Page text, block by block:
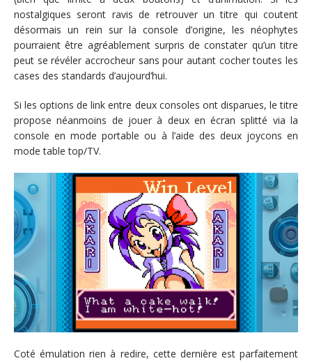
nostalgiques seront ravis de retrouver un titre qui coutent
désormais un rein sur la console d’origine, les néophytes
pourraient être agréablement surpris de constater qu’un titre
peut se révéler accrocheur sans pour autant cocher toutes les
cases des standards d’aujourd’hui.
Si les options de link entre deux consoles ont disparues, le titre
propose néanmoins de jouer à deux en écran splitté via la
console en mode portable ou à l’aide des deux joycons en
mode table top/TV.
Coté émulation rien à redire, cette dernière est parfaitement